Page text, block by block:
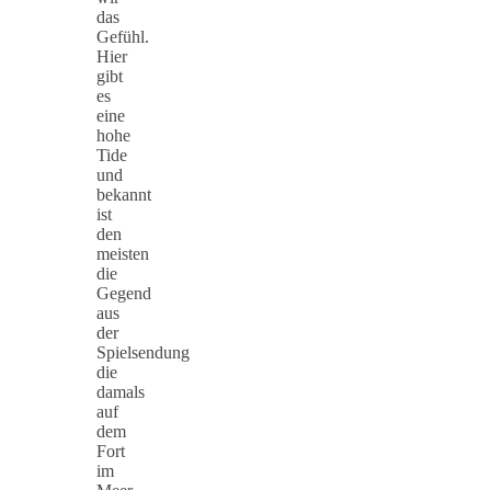
das
Gefühl.
Hier
gibt
es
eine
hohe
Tide
und
bekannt
ist
den
meisten
die
Gegend
aus
der
Spielsendung
die
damals
auf
dem
Fort
im